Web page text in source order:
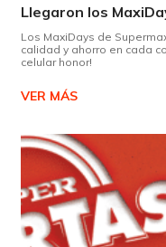
Los MaxiDays de
calidad y ahorro en cada
celular honor!
VER MÁS